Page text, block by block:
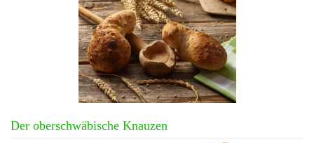
Der oberschwäbische Knauzen